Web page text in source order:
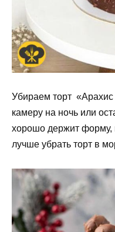
Убираем торт
камеру на ночь или
хорошо держит форму,
лучше убрать торт в